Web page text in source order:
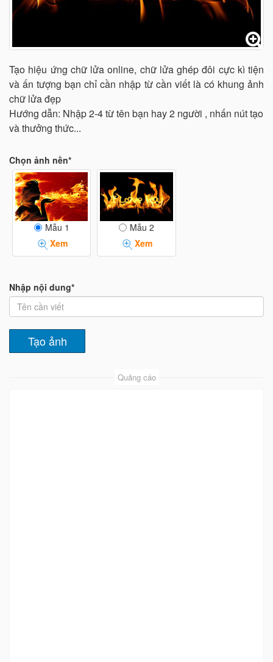
Tạo hiệu ứng chữ lửa online, chữ lửa ghép đôi cực kì tiện
và ấn tượng bạn chỉ cần nhập từ cần viết là có khung ảnh
chữ lửa đẹp
Hướng dẫn: Nhập 2-4 từ tên bạn hay 2 người , nhấn nút tạo
và thưởng thức...
Chọn ảnh nền*
Mẫu 1
Xem
Mẫu 2
Xem
Nhập nội dung*
Quảng cáo